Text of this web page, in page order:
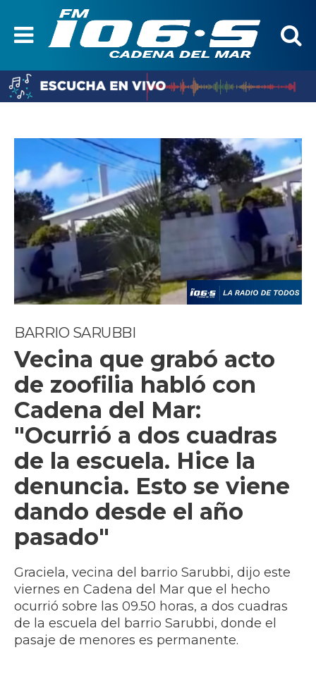
BARRIO SARUBBI
Vecina que grabó acto
de zoofilia habló con
Cadena del Mar:
"Ocurrió a dos cuadras
de la escuela. Hice la
denuncia. Esto se viene
dando desde el año
pasado"
Graciela, vecina del barrio Sarubbi, dijo este
viernes en Cadena del Mar que el hecho
ocurrió sobre las 09.50 horas, a dos cuadras
de la escuela del barrio Sarubbi, donde el
pasaje de menores es permanente.